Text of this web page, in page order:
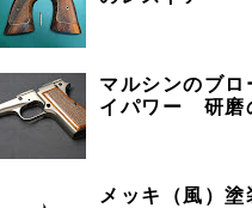
マルシンのブロ
イパワー 研磨
メッキ（風）塗